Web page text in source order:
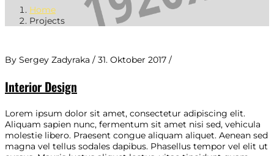
Home
Projects
By Sergey Zadyraka / 31. Oktober 2017 /
Interior Design
Lorem ipsum dolor sit amet, consectetur adipiscing elit.
Aliquam sapien nunc, fermentum sit amet nisi sed, vehicula
molestie libero. Praesent congue aliquam aliquet. Aenean sed
magna vel tellus sodales dapibus. Phasellus tempor vel elit ut